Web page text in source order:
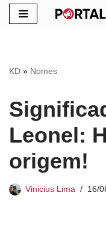
conteúdo
KD » Nomes
Leonel:
origem!
Vinicius Lima 16/